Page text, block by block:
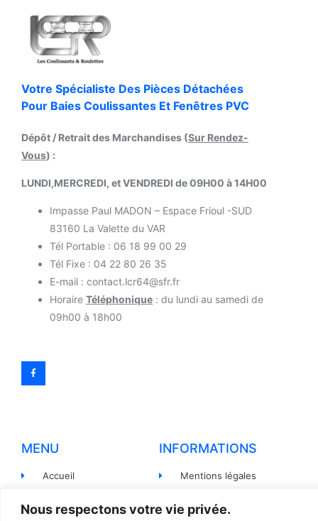
Nous respectons votre vie privée.
Votre Spécialiste Des Pièces Détachées
Pour Baies Coulissantes Et Fenêtres PVC
Dépôt / Retrait des Marchandises (Sur Rendez-
Vous) :
LUNDI,MERCREDI, et VENDREDI de 09H00 à 14H00
Impasse Paul MADON – Espace Frioul -SUD
83160 La Valette du VAR
Tél Portable : 06 18 99 00 29
Tél Fixe : 04 22 80 26 35
E-mail : contact.lcr64@sfr.fr
Horaire Téléphonique : du lundi au samedi de
09h00 à 18h00
MENU
Accueil
INFORMATIONS
Mentions légales
confidentialité